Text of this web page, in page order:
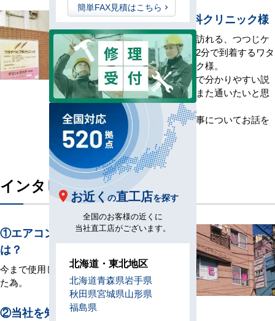
ワタナベヒフ科クリニック様
毎日多くの患者様が訪れる、つつじケ
丘駅北口から徒歩約2分で到着するワタ
ナベヒフ科クリニック様。
先生がとっても親切で分かりやすい説
明をしてくれます。また通いたいと思
わせるお人柄です。
今回は空調の更新工事についてお話を
お伺いしました。
インタビュー内容
①エアコンが必要になった理由
は？
今まで使用していたエアコンが故障し
た為。
②当社を知ったキッカケは？
簡単FAX見積はこちら
お近く の直工店を探す
全国のお客様の近くに
当社直工店がございます。
北海道・東北地区
北海道青森県岩手県
秋田県宮城県山形県
福島県